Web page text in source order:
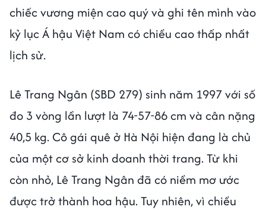
chiếc vương miện cao quý và ghi tên mình vào
kỷ lục Á hậu Việt Nam có chiều cao thấp nhất
lịch sử.
Lê Trang Ngân (SBD 279) sinh năm 1997 với số
đo 3 vòng lần lượt là 74-57-86 cm và cân nặng
40,5 kg. Cô gái quê ở Hà Nội hiện đang là chủ
của một cơ sở kinh doanh thời trang. Từ khi
còn nhỏ, Lê Trang Ngân đã có niềm mơ ước
được trở thành hoa hậu. Tuy nhiên, vì chiều